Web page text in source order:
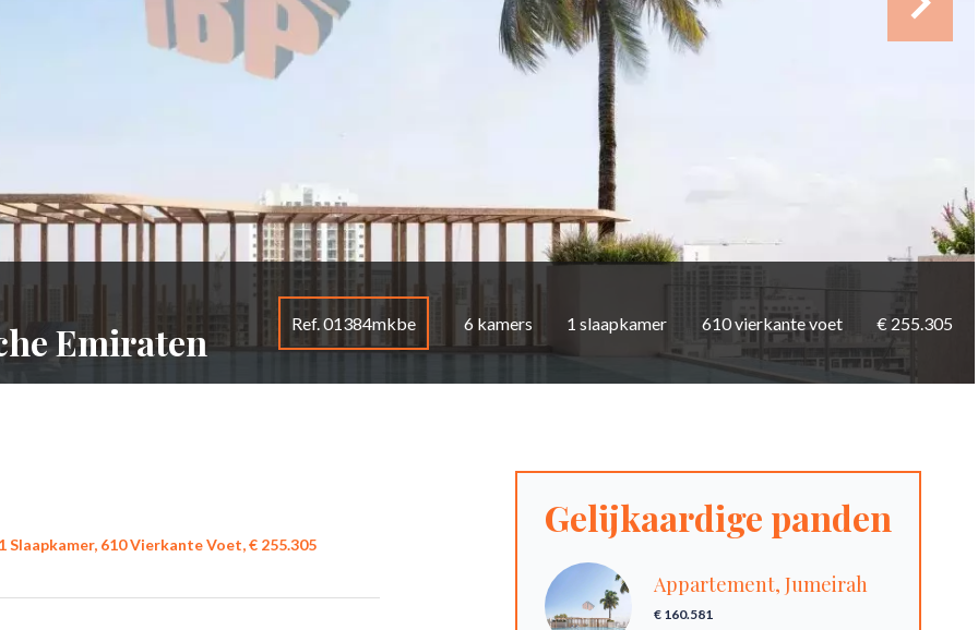
Emiraten
Ref. 01384mkbe 6 kamers 1 slaapkamer 610 vierkante voet € 255.305
610 Vierkante Voet, € 255.305
Gelijkaardige panden
Appartement, Jumeirah
€ 160.581